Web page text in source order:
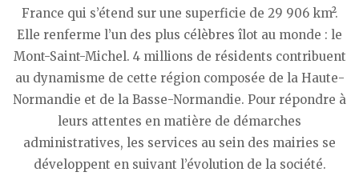
France qui s’étend sur une superficie de 29 906 km².
Elle renferme l’un des plus célèbres îlot au monde : le
Mont-Saint-Michel. 4 millions de résidents contribuent
au dynamisme de cette région composée de la Haute-
Normandie et de la Basse-Normandie. Pour répondre à
leurs attentes en matière de démarches
administratives, les services au sein des mairies se
développent en suivant l’évolution de la société.